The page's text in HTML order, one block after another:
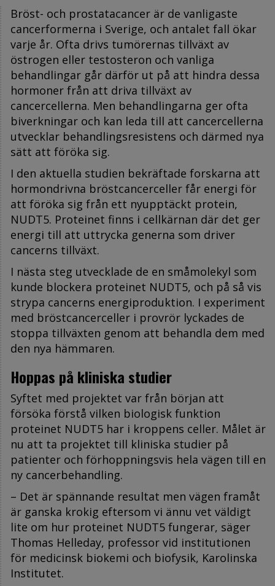
Bröst- och prostatacancer är de vanligaste
cancerformerna i Sverige, och antalet fall ökar
varje år. Ofta drivs tumörernas tillväxt av
östrogen eller testosteron och vanliga
behandlingar går därför ut på att hindra dessa
hormoner från att driva tillväxt av
cancercellerna. Men behandlingarna ger ofta
biverkningar och kan leda till att cancercellerna
utvecklar behandlingsresistens och därmed nya
sätt att föröka sig.
I den aktuella studien bekräftade forskarna att
hormondrivna bröstcancerceller får energi för
att föröka sig från ett nyupptäckt protein,
NUDT5. Proteinet finns i cellkärnan där det ger
energi till att uttrycka generna som driver
cancerns tillväxt.
I nästa steg utvecklade de en småmolekyl som
kunde blockera proteinet NUDT5, och på så vis
strypa cancerns energiproduktion. I experiment
med bröstcancerceller i provrör lyckades de
stoppa tillväxten genom att behandla dem med
den nya hämmaren.
Hoppas på kliniska studier
Syftet med projektet var från början att
försöka förstå vilken biologisk funktion
proteinet NUDT5 har i kroppens celler. Målet är
nu att ta projektet till kliniska studier på
patienter och förhoppningsvis hela vägen till en
ny cancerbehandling.
– Det är spännande resultat men vägen framåt
är ganska krokig eftersom vi ännu vet väldigt
lite om hur proteinet NUDT5 fungerar, säger
Thomas Helleday, professor vid institutionen
för medicinsk biokemi och biofysik, Karolinska
Institutet.